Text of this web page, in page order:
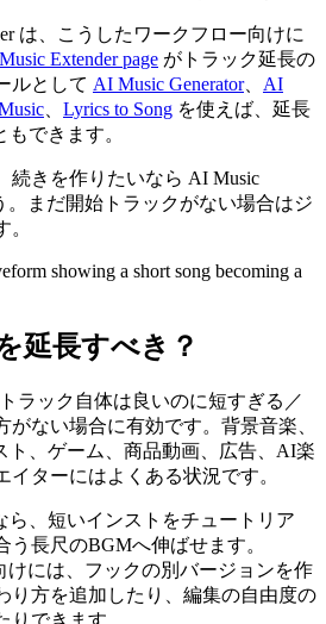
は、こうしたワークフロー向けに
Extender page がトラック延長の
ルとして AI Music Generator、 AI
Lyrics to Song を使えば、延長
できます。
続きを作りたいなら AI Music
。まだ開始トラックがない場合はジ
延長すべき？
ラック自体は良いのに短すぎる／
がない場合に有効です。背景音楽、
ト、ゲーム、商品動画、広告、AI楽
イターにはよくある状況です。
ら、短いインストをチュートリア
う長尺のBGMへ伸ばせます。
けには、フックの別バージョンを作
り方を追加したり、編集の自由度の
りできます。